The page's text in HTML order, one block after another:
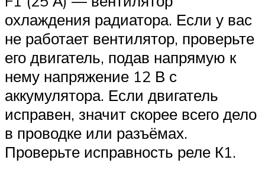
охлаждения радиатора. Если у вас
не работает вентилятор, проверьте
его двигатель, подав напрямую к
нему напряжение 12 В с
аккумулятора. Если двигатель
исправен, значит скорее всего дело
в проводке или разъёмах.
Проверьте исправность реле К1.